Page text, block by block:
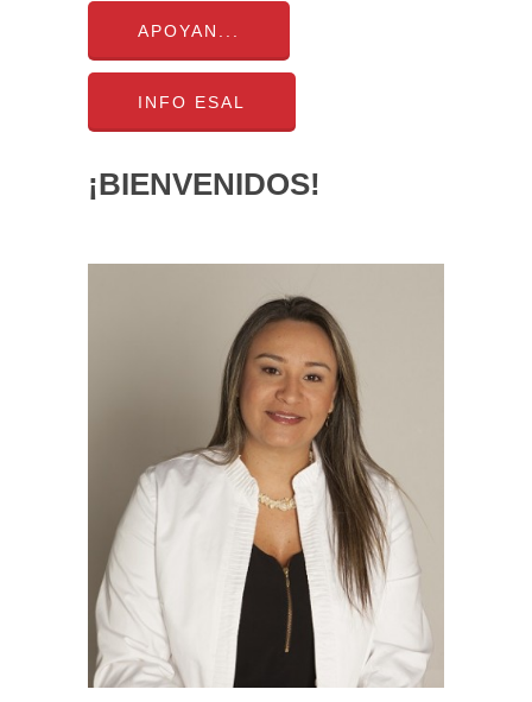
APOYAN...
INFO ESAL
¡BIENVENIDOS!